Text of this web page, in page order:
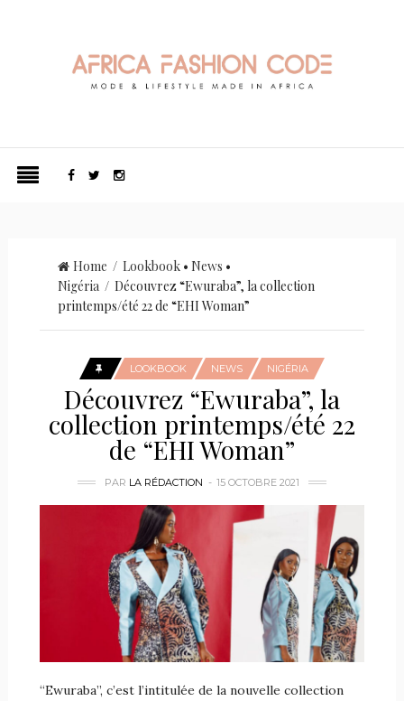
Home / Lookbook• News •
Nigéria/ Découvrez “Ewuraba”, la collection
printemps/été 22 de “EHI Woman”
LOOKBOOK NEWS NIGÉRIA
Découvrez “Ewuraba”, la
collection printemps/été 22
de “EHI Woman”
PAR LA RÉDACTION 15 OCTOBRE 2021
“Ewuraba”, c’est l’intitulée de la nouvelle collection